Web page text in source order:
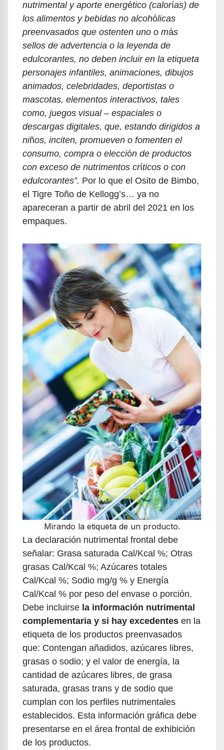
nutrimental y aporte energético (calorías) de
los alimentos y bebidas no alcohólicas
preenvasados que ostenten uno o más
sellos de advertencia o la leyenda de
edulcorantes, no deben incluir en la etiqueta
personajes infantiles, animaciones, dibujos
animados, celebridades, deportistas o
mascotas, elementos interactivos, tales
como, juegos visual – espaciales o
descargas digitales, que, estando dirigidos a
niños, inciten, promueven o fomenten el
consumo, compra o elección de productos
con exceso de nutrimentos críticos o con
edulcorantes”. Por lo que el Osito de Bimbo,
el Tigre Toño de Kellogg’s… ya no
apareceran a partir de abril del 2021 en los
empaques.
Mirando la etiqueta de un producto.
La declaración nutrimental frontal debe
señalar: Grasa saturada Cal/Kcal %; Otras
grasas Cal/Kcal %; Azúcares totales
Cal/Kcal %; Sodio mg/g % y Energía
Cal/Kcal % por peso del envase o porción.
Debe incluirse la información nutrimental
complementaria y si hay excedentes en la
etiqueta de los productos preenvasados
que: Contengan añadidos, azúcares libres,
grasas o sodio; y el valor de energía, la
cantidad de azúcares libres, de grasa
saturada, grasas trans y de sodio que
cumplan con los perfiles nutrimentales
establecidos. Esta información gráfica debe
presentarse en el área frontal de exhibición
de los productos.